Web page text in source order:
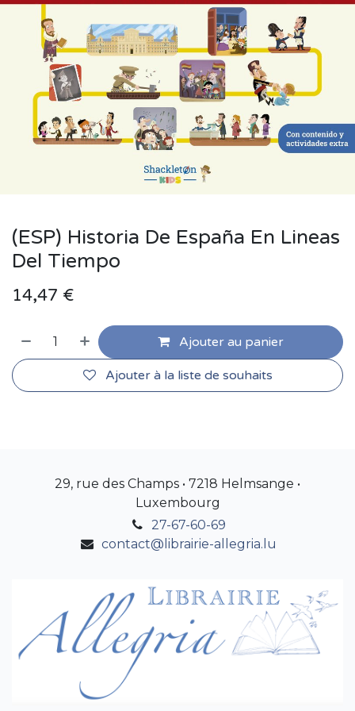
(ESP) Historia De España En Lineas
Del Tiempo
14,47 €
Ajouter au panier
Ajouter à la liste de souhaits
29, rue des Champs • 7218 Helmsange •
Luxembourg
27-67-60-69
contact@librairie-allegria.lu